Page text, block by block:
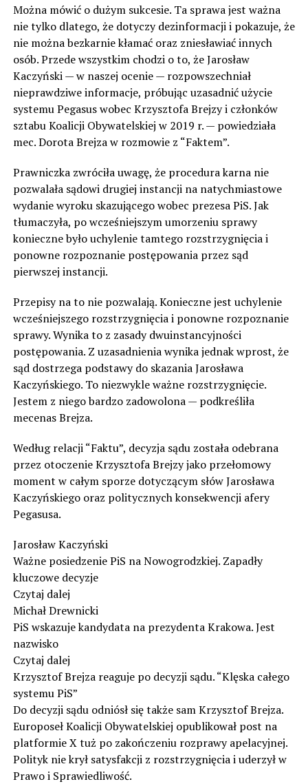
Można mówić o dużym sukcesie. Ta sprawa jest ważna
nie tylko dlatego, że dotyczy dezinformacji i pokazuje, że
nie można bezkarnie kłamać oraz zniesławiać innych
osób. Przede wszystkim chodzi o to, że Jarosław
Kaczyński — w naszej ocenie — rozpowszechniał
nieprawdziwe informacje, próbując uzasadnić użycie
systemu Pegasus wobec Krzysztofa Brejzy i członków
sztabu Koalicji Obywatelskiej w 2019 r. — powiedziała
mec. Dorota Brejza w rozmowie z “Faktem”.
Prawniczka zwróciła uwagę, że procedura karna nie
pozwalała sądowi drugiej instancji na natychmiastowe
wydanie wyroku skazującego wobec prezesa PiS. Jak
tłumaczyła, po wcześniejszym umorzeniu sprawy
konieczne było uchylenie tamtego rozstrzygnięcia i
ponowne rozpoznanie postępowania przez sąd
pierwszej instancji.
Przepisy na to nie pozwalają. Konieczne jest uchylenie
wcześniejszego rozstrzygnięcia i ponowne rozpoznanie
sprawy. Wynika to z zasady dwuinstancyjności
postępowania. Z uzasadnienia wynika jednak wprost, że
sąd dostrzega podstawy do skazania Jarosława
Kaczyńskiego. To niezwykle ważne rozstrzygnięcie.
Jestem z niego bardzo zadowolona — podkreśliła
mecenas Brejza.
Według relacji “Faktu”, decyzja sądu została odebrana
przez otoczenie Krzysztofa Brejzy jako przełomowy
moment w całym sporze dotyczącym słów Jarosława
Kaczyńskiego oraz politycznych konsekwencji afery
Pegasusa.
Jarosław Kaczyński
Ważne posiedzenie PiS na Nowogrodzkiej. Zapadły
kluczowe decyzje
Czytaj dalej
Michał Drewnicki
PiS wskazuje kandydata na prezydenta Krakowa. Jest
nazwisko
Czytaj dalej
Krzysztof Brejza reaguje po decyzji sądu. “Klęska całego
systemu PiS”
Do decyzji sądu odniósł się także sam Krzysztof Brejza.
Europoseł Koalicji Obywatelskiej opublikował post na
platformie X tuż po zakończeniu rozprawy apelacyjnej.
Polityk nie krył satysfakcji z rozstrzygnięcia i uderzył w
Prawo i Sprawiedliwość.